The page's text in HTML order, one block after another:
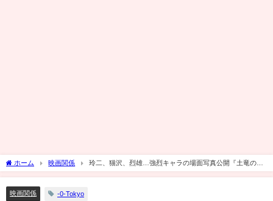
ホーム 映画関係
玲二、猫沢、烈雄…強烈キャラの場面写真公開『土竜の唄
FINAL』
映画関係 -0-Tokyo